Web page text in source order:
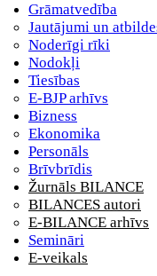
Grāmatvedība
Jautājumi un
Noderīgi rīki
Nodokļi
Tiesības
E-BJP arhīvs
Bizness
Ekonomika
Personāls
Brīvbrīdis
Žurnāls BILANCE
BILANCES autori
E-BILANCE arhīvs
Semināri
E-veikals